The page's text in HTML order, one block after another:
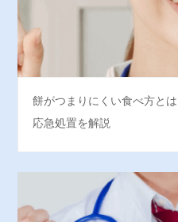
餅がつまりにくい食べ方と
応急処置を解説